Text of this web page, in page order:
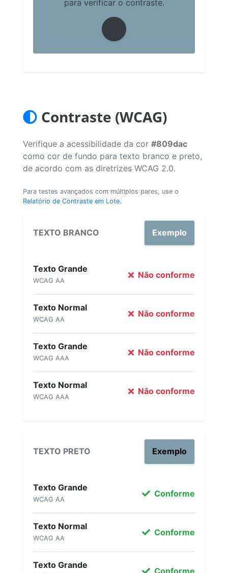
para verificar o contraste.
Contraste (WCAG)
Verifique a acessibilidade da cor #809dac
como cor de fundo para texto branco e preto,
de acordo com as diretrizes WCAG 2.0.
Para testes avançados com múltiplos pares, use o
Relatório de Contraste em Lote.
TEXTO BRANCO Exemplo
Texto Grande
WCAG AA
Não conforme
Texto Normal
WCAG AA
Não conforme
Texto Grande
WCAG AAA
Não conforme
Texto Normal
WCAG AAA
Não conforme
TEXTO PRETO Exemplo
Texto Grande
WCAG AA
Conforme
Texto Normal
WCAG AA
Conforme
Texto Grande
Conforme